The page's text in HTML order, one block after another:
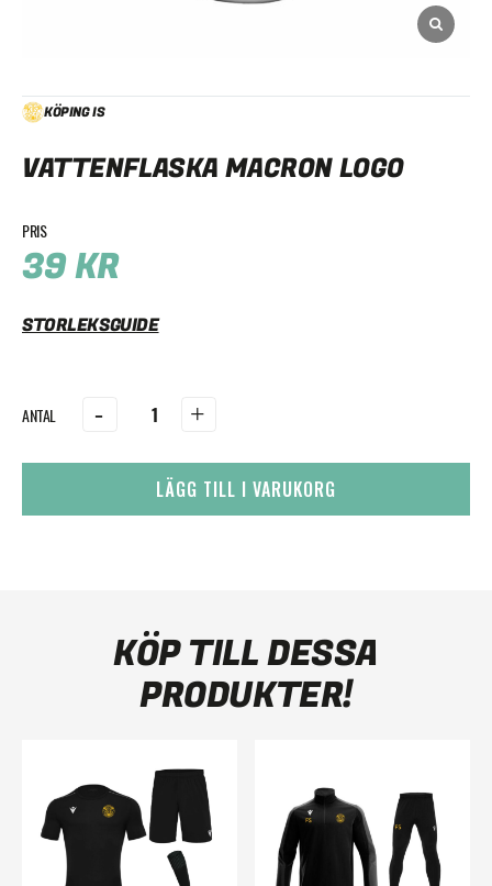
KÖPING IS
VATTENFLASKA MACRON LOGO
39KR
STORLEKSGUIDE
- +
LÄGG TILL I VARUKORG
KÖP TILL DESSA
PRODUKTER!